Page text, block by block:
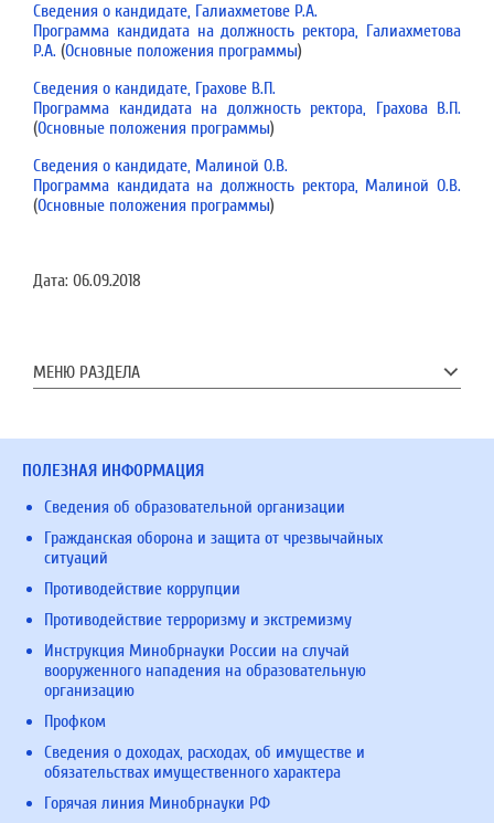
Сведения о кандидате, Галиахметове Р.А.
Программа кандидата на должность ректора, Галиахметова
Р.А. (Основные положения программы)
Сведения о кандидате, Грахове В.П.
Программа кандидата на должность ректора, Грахова В.П.
(Основные положения программы)
Сведения о кандидате, Малиной О.В.
Программа кандидата на должность ректора, Малиной О.В.
(Основные положения программы)
Дата: 06.09.2018
МЕНЮ РАЗДЕЛА
ПОЛЕЗНАЯ ИНФОРМАЦИЯ
Сведения об образовательной организации
Гражданская оборона и защита от чрезвычайных
ситуаций
Противодействие коррупции
Противодействие терроризму и экстремизму
Инструкция Минобрнауки России на случай
вооруженного нападения на образовательную
организацию
Профком
Сведения о доходах, расходах, об имуществе и
обязательствах имущественного характера
Горячая линия Минобрнауки РФ